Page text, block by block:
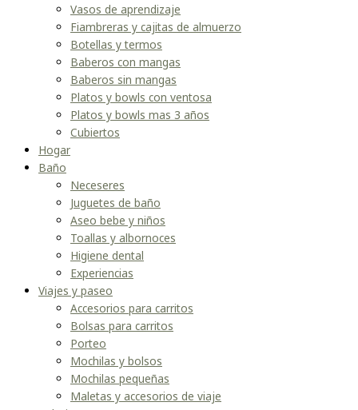
Vasos de aprendizaje
Fiambreras y cajitas de almuerzo
Botellas y termos
Baberos con mangas
Baberos sin mangas
Platos y bowls con ventosa
Platos y bowls mas 3 años
Cubiertos
Hogar
Baño
Neceseres
Juguetes de baño
Aseo bebe y niños
Toallas y albornoces
Higiene dental
Experiencias
Viajes y paseo
Accesorios para carritos
Bolsas para carritos
Porteo
Mochilas y bolsos
Mochilas pequeñas
Maletas y accesorios de viaje